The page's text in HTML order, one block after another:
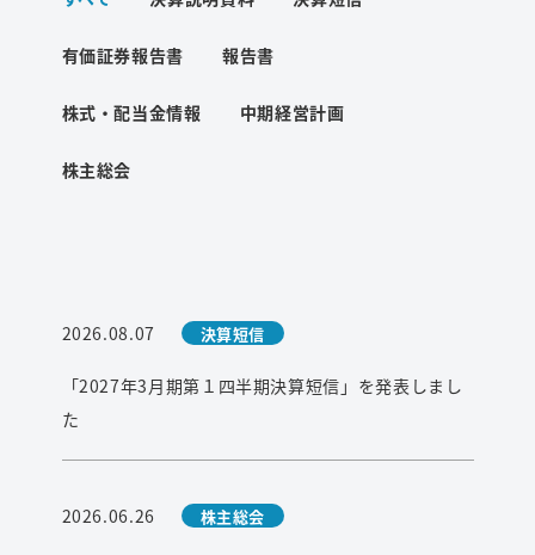
有価証券報告書 報告書
株式・配当金情報 中期経営計画
株主総会
2026.08.07 決算短信
「2027年3月期第１四半期決算短信」を発表しまし
た
2026.06.26 株主総会